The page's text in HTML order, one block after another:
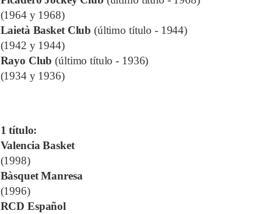
(1964 y 1968)
Laietà Basket Club (último título - 1944)
(1942 y 1944)
Rayo Club (último título - 1936)
(1934 y 1936)
1 título:
Valencia Basket
(1998)
Bàsquet Manresa
(1996)
RCD Español